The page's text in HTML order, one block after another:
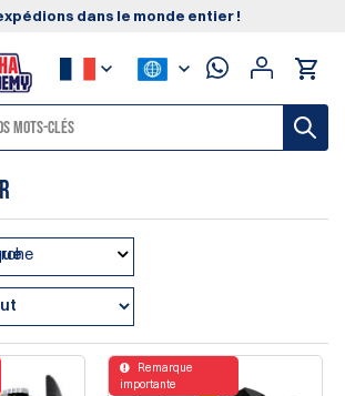
dans le monde entier !
Remarque
importante